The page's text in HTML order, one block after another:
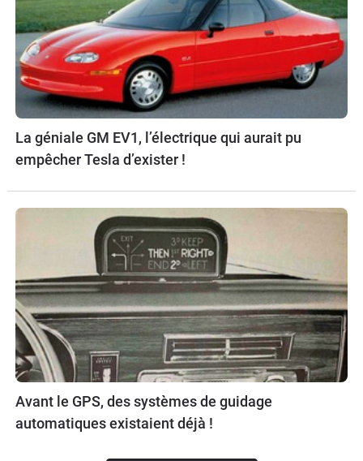
La géniale GM EV1, l’électrique qui aurait pu
empêcher Tesla d’exister !
Avant le GPS, des systèmes de guidage
automatiques existaient déjà !